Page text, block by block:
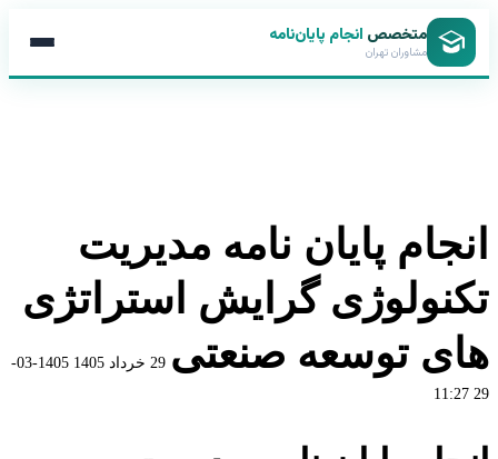
متخصص انجام پایان‌نامه
مشاوران تهران
انجام پایان نامه مدیریت
تکنولوژی گرایش استراتژی
های توسعه صنعتی 29 خرداد 1405
1405-03-
29 11:27